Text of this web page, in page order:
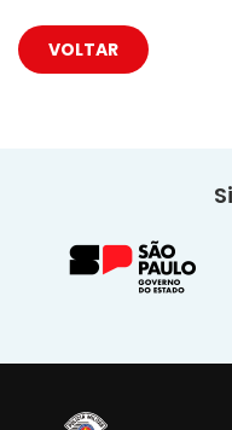
VOLTAR